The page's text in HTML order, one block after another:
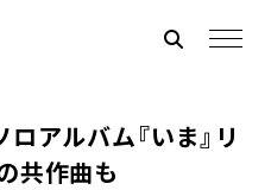
アルバム『いま』リ
共作曲も